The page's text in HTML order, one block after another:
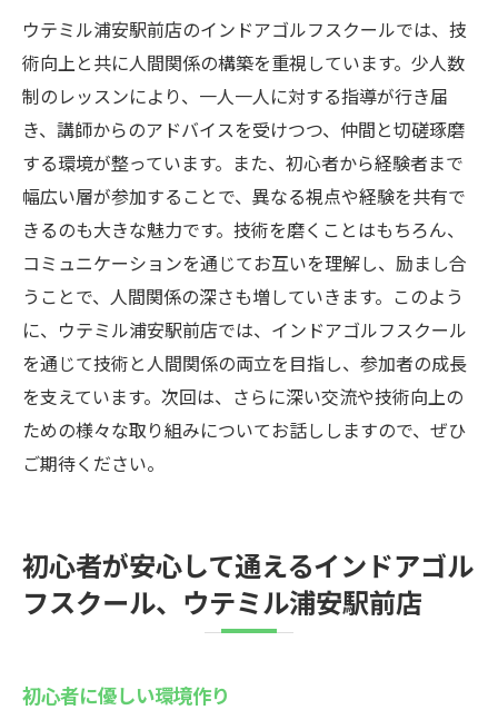
ウテミル浦安駅前店のインドアゴルフスクールでは、技
術向上と共に人間関係の構築を重視しています。少人数
制のレッスンにより、一人一人に対する指導が行き届
き、講師からのアドバイスを受けつつ、仲間と切磋琢磨
する環境が整っています。また、初心者から経験者まで
幅広い層が参加することで、異なる視点や経験を共有で
きるのも大きな魅力です。技術を磨くことはもちろん、
コミュニケーションを通じてお互いを理解し、励まし合
うことで、人間関係の深さも増していきます。このよう
に、ウテミル浦安駅前店では、インドアゴルフスクール
を通じて技術と人間関係の両立を目指し、参加者の成長
を支えています。次回は、さらに深い交流や技術向上の
ための様々な取り組みについてお話ししますので、ぜひ
ご期待ください。
初心者が安心して通えるインドアゴル
フスクール、ウテミル浦安駅前店
初心者に優しい環境作り